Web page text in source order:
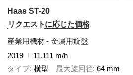
Haas ST-20
リクエストに応じた価格
産業用機材 - 金属用旋盤
2019
11,111 m/h
タイプ 横型 最大旋回径 64 mm